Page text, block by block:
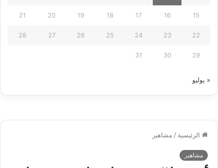
15
16
17
18
19
20
21
22
23
24
25
26
27
28
29
30
31
« يوليو